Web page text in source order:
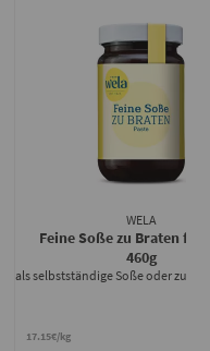
WELA
Feine Soße zu Braten für
460g
17.15€/kg